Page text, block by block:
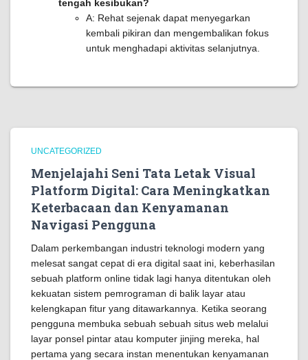
tengah kesibukan?
A: Rehat sejenak dapat menyegarkan
kembali pikiran dan mengembalikan fokus
untuk menghadapi aktivitas selanjutnya.
UNCATEGORIZED
Menjelajahi Seni Tata Letak Visual
Platform Digital: Cara Meningkatkan
Keterbacaan dan Kenyamanan
Navigasi Pengguna
Dalam perkembangan industri teknologi modern yang
melesat sangat cepat di era digital saat ini, keberhasilan
sebuah platform online tidak lagi hanya ditentukan oleh
kekuatan sistem pemrograman di balik layar atau
kelengkapan fitur yang ditawarkannya. Ketika seorang
pengguna membuka sebuah sebuah situs web melalui
layar ponsel pintar atau komputer jinjing mereka, hal
pertama yang secara instan menentukan kenyamanan